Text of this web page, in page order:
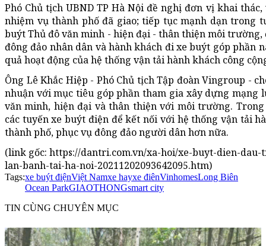
Phó Chủ tịch UBND TP Hà Nội đề nghị đơn vị khai
nhiệm vụ thành phố đã giao; tiếp tục mạnh dạn trong
buýt Thủ đô văn minh - hiện đại - thân thiện môi
đông đảo nhân dân và hành khách đi xe buýt góp phần
quả hoạt động của hệ thống vận tải hành khách công
Ông Lê Khắc Hiệp - Phó Chủ tịch Tập đoàn Vingroup -
nhuận với mục tiêu góp phần tham gia xây dựng mạng
văn minh, hiện đại và thân thiện với môi trường.
các tuyến xe buýt điện để kết nối với hệ thống vận tải
thành phố, phục vụ đông đảo người dân hơn nữa.
(link gốc: https://dantri.com.vn/xa-hoi/xe-buyt-dien-
lan-banh-tai-ha-noi-20211202093642095.htm)
Tags:xe buýt điệnViệt Namxe hayxe điênVinhomesLong Biên
Ocean ParkGIAOTHONGsmart city
TIN CÙNG CHUYÊN MỤC